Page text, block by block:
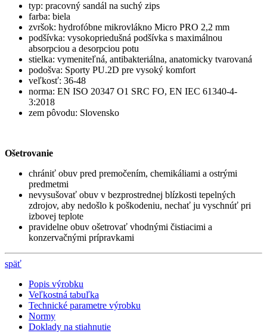
typ: pracovný sandál na suchý zips
farba: biela
zvršok: hydrofóbne mikrovlákno Micro PRO 2,2 mm
podšívka: vysokopriedušná podšívka s maximálnou
absorpciou a desorpciou potu
stielka: vymeniteľná, antibakteriálna, anatomicky tvarovaná
podošva: Sporty PU.2D pre vysoký komfort
veľkosť: 36-48
norma: EN ISO 20347 O1 SRC FO, EN IEC 61340-4-
3:2018
zem pôvodu: Slovensko
Ošetrovanie
chrániť obuv pred premočením, chemikáliami a ostrými
predmetmi
nevysušovať obuv v bezprostrednej blízkosti tepelných
zdrojov, aby nedošlo k poškodeniu, nechať ju vyschnúť pri
izbovej teplote
pravidelne obuv ošetrovať vhodnými čistiacimi a
konzervačnými prípravkami
späť
Popis výrobku
Veľkostná tabuľka
Technické parametre výrobku
Normy
Doklady na stiahnutie